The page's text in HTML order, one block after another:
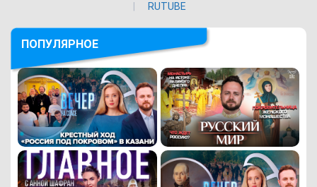
RUTUBE
ПОПУЛЯРНОЕ